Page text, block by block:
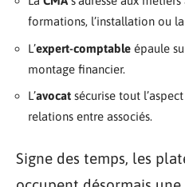
formations, l’installation ou
L’expert-comptable épaule
montage financier.
L’avocat sécurise tout
relations entre associés.
Signe des temps, les